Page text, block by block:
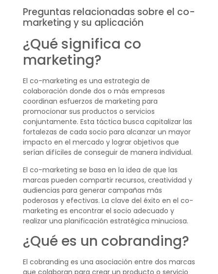
Preguntas relacionadas sobre el co-
marketing y su aplicación
¿Qué significa co
marketing?
El co-marketing es una estrategia de
colaboración donde dos o más empresas
coordinan esfuerzos de marketing para
promocionar sus productos o servicios
conjuntamente. Esta táctica busca capitalizar las
fortalezas de cada socio para alcanzar un mayor
impacto en el mercado y lograr objetivos que
serían difíciles de conseguir de manera individual.
El co-marketing se basa en la idea de que las
marcas pueden compartir recursos, creatividad y
audiencias para generar campañas más
poderosas y efectivas. La clave del éxito en el co-
marketing es encontrar el socio adecuado y
realizar una planificación estratégica minuciosa.
¿Qué es un cobranding?
El cobranding es una asociación entre dos marcas
que colaboran para crear un producto o servicio